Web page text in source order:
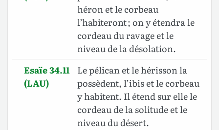
héron et le corbeau
l’habiteront ; on y étendra le
cordeau du ravage et le
niveau de la désolation.
Esaïe 34.11
(LAU)
Le pélican et le hérisson la
possèdent, l’ibiset le corbeau
y habitent. Il étend sur elle le
cordeau de la solitude et le
niveau du désert.